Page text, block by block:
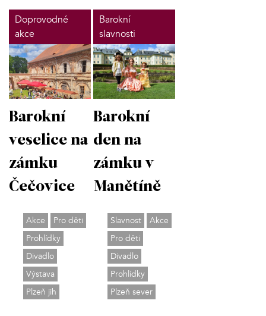
Doprovodné
akce
Barokní
veselice na
zámku
Čečovice
Akce
Pro děti
Prohlídky
Divadlo
Výstava
Plzeň jih
Barokní
slavnosti
Barokní
den na
zámku v
Manětíně
Slavnost
Akce
Pro děti
Divadlo
Prohlídky
Plzeň sever